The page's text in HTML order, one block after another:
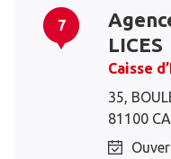
7
LICES
Caisse
35,
81100